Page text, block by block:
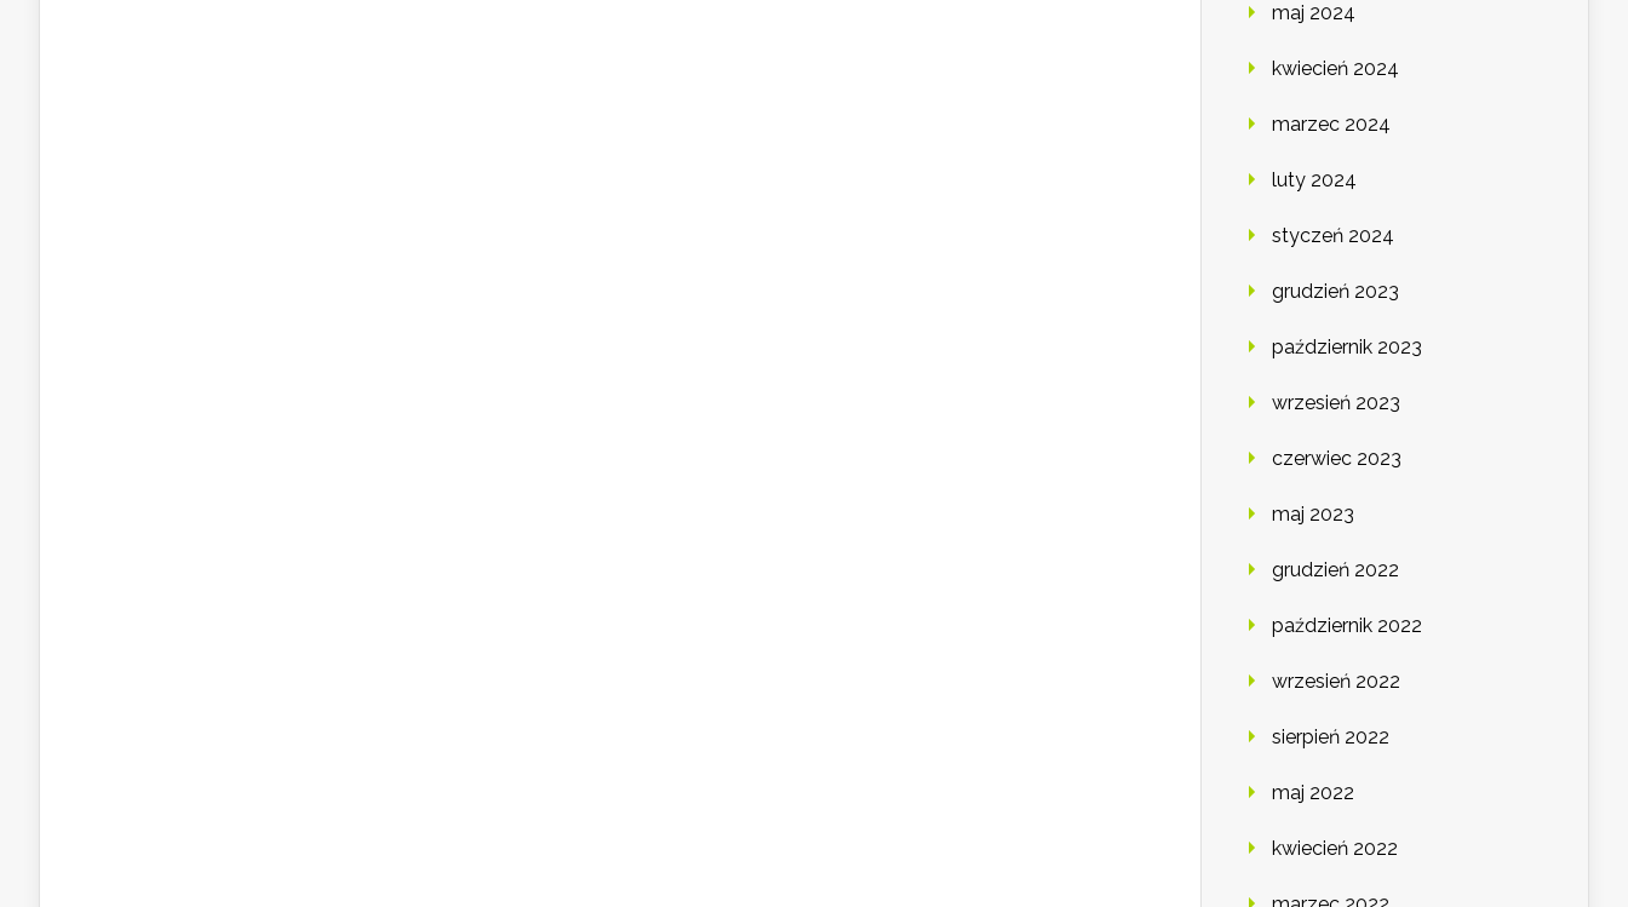
maj 2024
kwiecień 2024
marzec 2024
luty 2024
styczeń 2024
grudzień 2023
październik 2023
wrzesień 2023
czerwiec 2023
maj 2023
grudzień 2022
październik 2022
wrzesień 2022
sierpień 2022
maj 2022
kwiecień 2022